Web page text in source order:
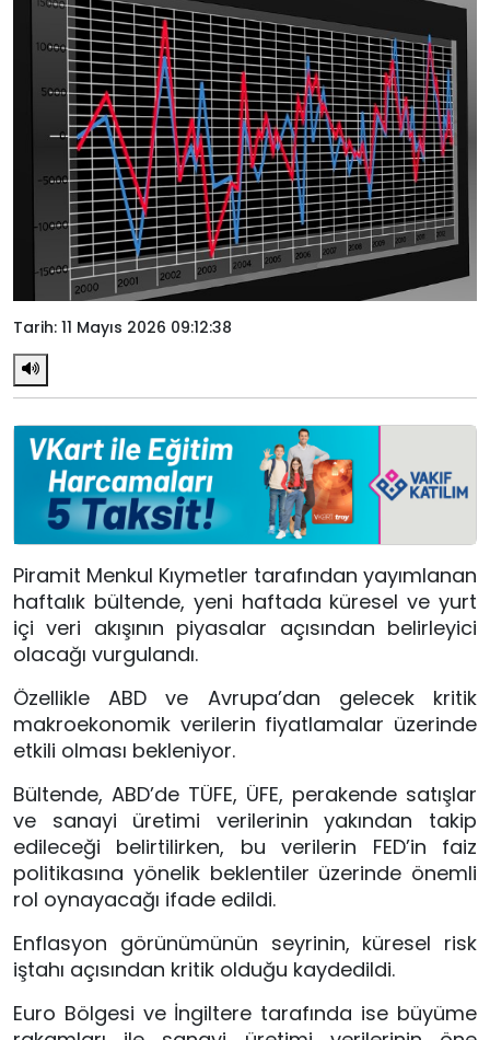
Tarih: 11 Mayıs 2026 09:12:38
Piramit Menkul Kıymetler tarafından yayımlanan
haftalık bültende, yeni haftada küresel ve yurt
içi veri akışının piyasalar açısından belirleyici
olacağı vurgulandı.
Özellikle ABD ve Avrupa’dan gelecek kritik
makroekonomik verilerin fiyatlamalar üzerinde
etkili olması bekleniyor.
Bültende, ABD’de TÜFE, ÜFE, perakende satışlar
ve sanayi üretimi verilerinin yakından takip
edileceği belirtilirken, bu verilerin FED’in faiz
politikasına yönelik beklentiler üzerinde önemli
rol oynayacağı ifade edildi.
Enflasyon görünümünün seyrinin, küresel risk
iştahı açısından kritik olduğu kaydedildi.
Euro Bölgesi ve İngiltere tarafında ise büyüme